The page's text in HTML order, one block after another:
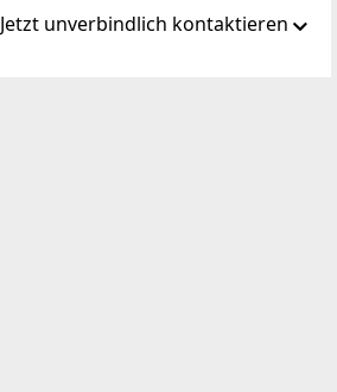
Jetzt unverbindlich kontaktieren